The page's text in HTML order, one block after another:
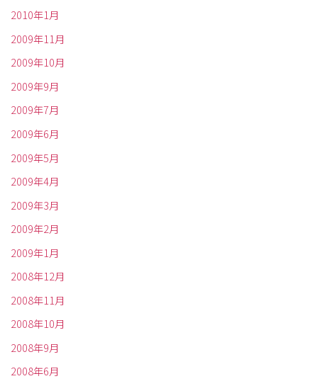
2010年1月
2009年11月
2009年10月
2009年9月
2009年7月
2009年6月
2009年5月
2009年4月
2009年3月
2009年2月
2009年1月
2008年12月
2008年11月
2008年10月
2008年9月
2008年6月